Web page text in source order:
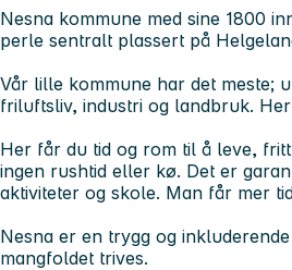
Nesna kommune med sine 1800
perle sentralt plassert på
Vår lille kommune har det meste;
friluftsliv, industri og landbruk.
Her får du tid og rom til å leve,
ingen rushtid eller kø. Det er
aktiviteter og skole. Man får mer
Nesna er en trygg og
mangfoldet trives.